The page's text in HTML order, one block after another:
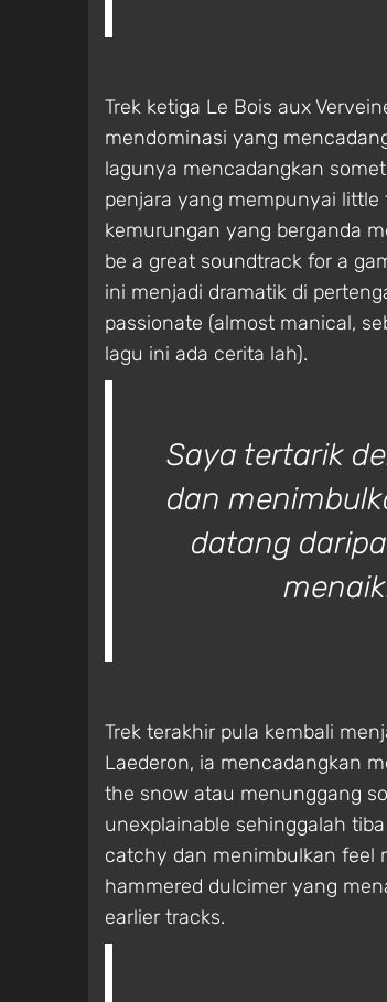
Trek ketiga Le Bois aux
mendominasi yang
lagunya mencadangkan
penjara yang mempunyai
kemurungan yang berganda
be a great soundtrack for a
ini menjadi dramatik di
passionate (almost manical,
lagu ini ada cerita lah).
Saya tertarik
dan
datang
Trek terakhir pula kembali
Laederon, ia mencadangkan
the snow atau menunggang
unexplainable sehinggalah
catchy dan menimbulkan feel
hammered dulcimer yang
earlier tracks.